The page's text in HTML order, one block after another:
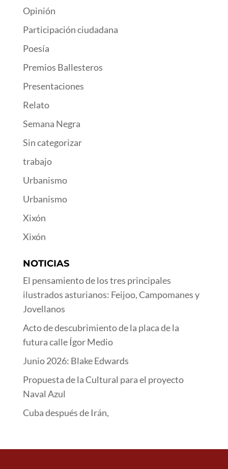
Opinión
Participación ciudadana
Poesía
Premios Ballesteros
Presentaciones
Relato
Semana Negra
Sin categorizar
trabajo
Urbanismo
Urbanismo
Xixón
Xixón
NOTICIAS
El pensamiento de los tres principales
ilustrados asturianos: Feijoo, Campomanes y
Jovellanos
Acto de descubrimiento de la placa de la
futura calle Ígor Medio
Junio 2026: Blake Edwards
Propuesta de la Cultural para el proyecto
Naval Azul
Cuba después de Irán,